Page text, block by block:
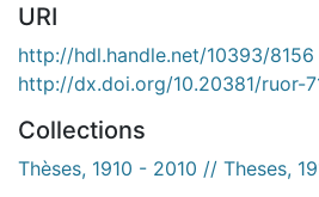
URI
http://hdl.handle.net/10393/8156
http://dx.doi.org/10.20381/ruor-
Collections
Thèses, 1910 - 2010 // Theses,